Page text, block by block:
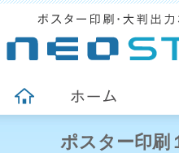
ポスター印刷